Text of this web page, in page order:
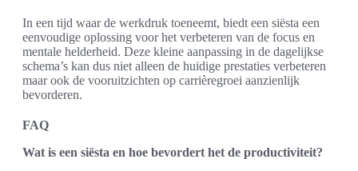
In een tijd waar de werkdruk toeneemt, biedt een siësta een
eenvoudige oplossing voor het verbeteren van de focus en
mentale helderheid. Deze kleine aanpassing in de dagelijkse
schema’s kan dus niet alleen de huidige prestaties verbeteren
maar ook de vooruitzichten op carrièregroei aanzienlijk
bevorderen.
FAQ
Wat is een siësta en hoe bevordert het de productiviteit?